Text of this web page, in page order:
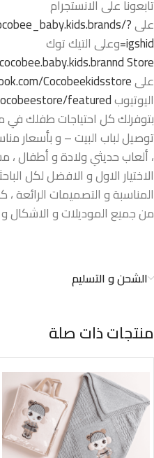
تابعونا على الانستجرام
على?
igshid= وعلى التيك توك
cocobee.baby.kids.brannd Store
علىCocobeekidsstore/
اليوتيوبfeatured
بتوفرلك كل احتياجات طفلك في
توصيل لباب البيت – و بأسعار
، ألعاب حديثي ولادة و أطفال
الاختيار الاول و الافضل لكل
المناسبة و التصميمات
من جميع الموديلات و الاشكال
الشحن و التسليم
منتجات ذات صلة